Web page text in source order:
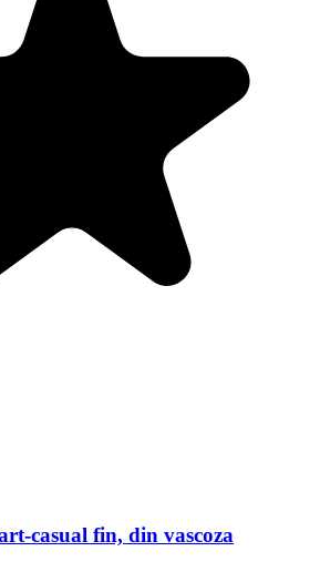
casual fin, din vascoza